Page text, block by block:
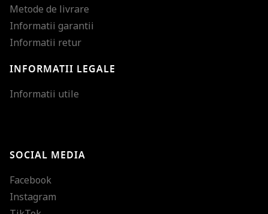
Metode de livrare
Informatii garantii
Informatii retur
INFORMATII LEGALE
Informatii utile
SOCIAL MEDIA
Facebook
Instagram